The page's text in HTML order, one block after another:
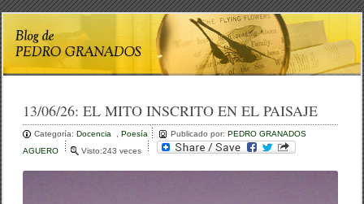
13/06/26:EL MITO INSCRITO EN EL PAISAJE
Categoría:Docencia ,Poesía Publicado por:PEDRO GRANADOS
AGUERO
Visto:243 veces